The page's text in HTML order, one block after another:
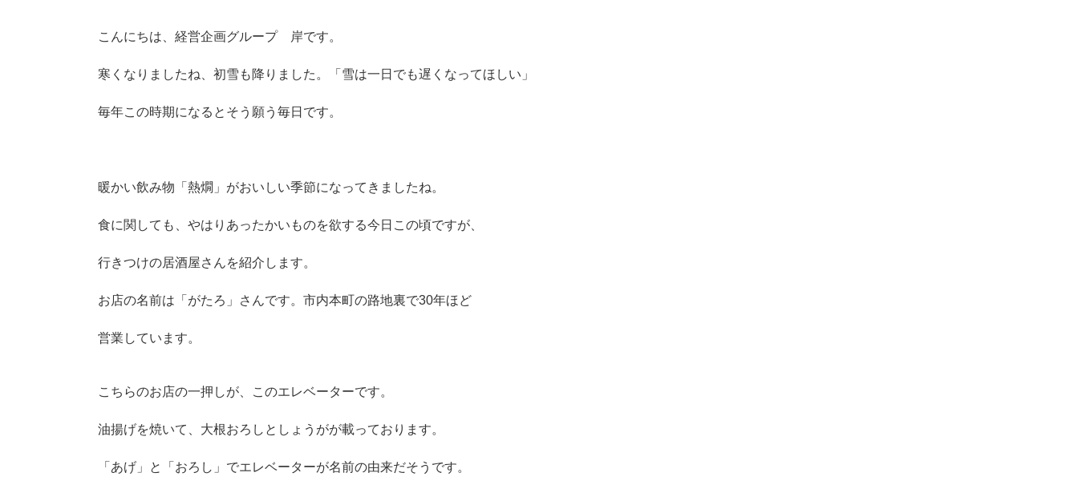
こんにちは、経営企画グループ 岸です。
寒くなりましたね、初雪も降りました。「雪は一日でも遅くなってほしい」
毎年この時期になるとそう願う毎日です。
暖かい飲み物「熱燗」がおいしい季節になってきましたね。
食に関しても、やはりあったかいものを欲する今日この頃ですが、
行きつけの居酒屋さんを紹介します。
お店の名前は「がたろ」さんです。市内本町の路地裏で30年ほど
営業しています。
こちらのお店の一押しが、このエレベーターです。
油揚げを焼いて、大根おろしとしょうがが載っております。
「あげ」と「おろし」でエレベーターが名前の由来だそうです。